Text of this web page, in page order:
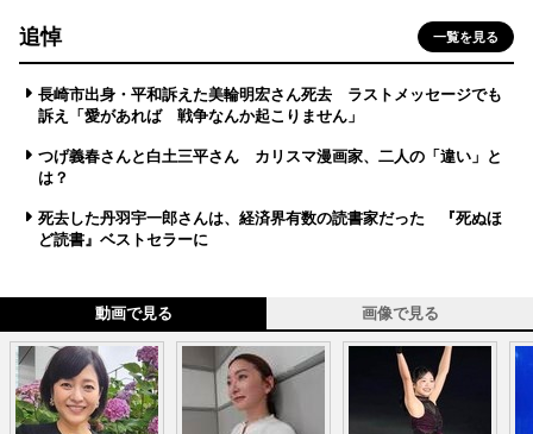
追悼 一覧を見る
長崎市出身・平和訴えた美輪明宏さん死去 ラストメッセージでも
訴え「愛があれば 戦争なんか起こりません」
つげ義春さんと白土三平さん カリスマ漫画家、二人の「違い」と
は？
死去した丹羽宇一郎さんは、経済界有数の読書家だった 『死ぬほ
ど読書』ベストセラーに
動画で見る 画像で見る